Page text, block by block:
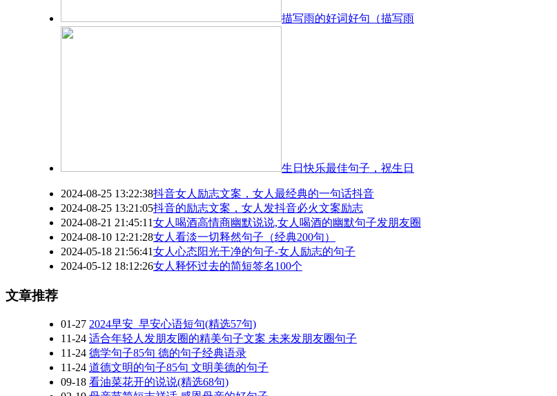
描写雨的好词好句（描写雨
生日快乐最佳句子，祝生日
2024-08-25 13:22:38抖音女人励志文案，女人最经典的一句话抖音
2024-08-25 13:21:05抖音的励志文案，女人发抖音必火文案励志
2024-08-21 21:45:11女人喝酒高情商幽默说说,​女人喝酒的幽默句子发朋友圈
2024-08-10 12:21:28女人看淡一切释然句子（经典200句）
2024-05-18 21:56:41女人心态阳光干净的句子-女人励志的句子
2024-05-12 18:12:26女人释怀过去的简短签名100个
文章推荐
01-27 2024早安_早安心语短句(精选57句)
11-24 适合年轻人发朋友圈的精美句子文案 未来发朋友圈句子
11-24 德学句子85句 德的句子经典语录
11-24 道德文明的句子85句 文明美德的句子
09-18 看油菜花开的说说(精选68句)